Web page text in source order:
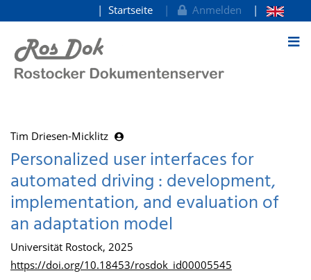
zum Inhalt
Startseite Anmelden
Tim Driesen-Micklitz
Personalized user interfaces for
automated driving : development,
implementation, and evaluation of
an adaptation model
Universität Rostock, 2025
https://doi.org/10.18453/rosdok_id00005545